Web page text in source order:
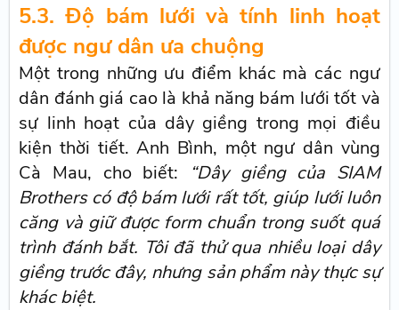
5.3. Độ bám lưới và tính linh hoạt
được ngư dân ưa chuộng
Một trong những ưu điểm khác mà các ngư
dân đánh giá cao là khả năng bám lưới tốt và
sự linh hoạt của dây giềng trong mọi điều
kiện thời tiết. Anh Bình, một ngư dân vùng
Cà Mau, cho biết:
“Dây giềng của SIAM
Brothers có độ bám lưới rất tốt, giúp lưới luôn
căng và giữ được form chuẩn trong suốt quá
trình đánh bắt. Tôi đã thử qua nhiều loại dây
giềng trước đây, nhưng sản phẩm này thực sự
khác biệt.